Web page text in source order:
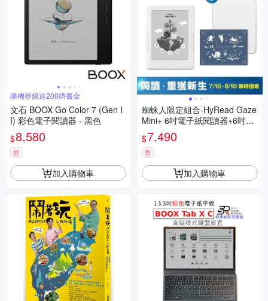
購機登錄送200購書金
文石 BOOX Go Color 7 (Gen I
I) 彩色電子閱讀器 - 黑色
$8,580
券
加入購物車
蜘蛛人限定組合-HyRead Gaze
Mini+ 6吋電子紙閱讀器+6吋蜘
蛛人配件組(透明軟膠殼 +環保
切割墊)
$7,490
券
加入購物車